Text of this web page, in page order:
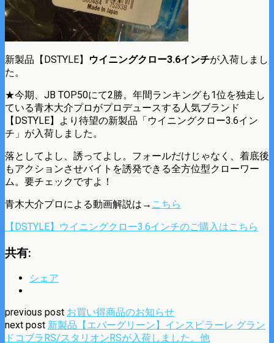
新製品【DSTYLE】 ウイニングクロー3.6インチが入荷しまし
た。
★今期、JB TOP50にて2勝。年間ランキングも1位を独走し
ている青木大介プロがプロデュースする人気ブランド
【DSTYLE】より待望の新製品「ウイニングクロー3.6イン
チ」が入荷しました。
落としてよし、誘ってよし。フォールだけじゃなく、着底後
もアクションさせバイトを誘発できる全方位型クローワー
ム。要チェックですよ！
青木大介プロによる動画解説は→ こちら
【DSTYLE】ウイニングクロー3.6インチのご購入はこちら
共有:
シェア
previous post お買い得商品のお知らせ
next post 新製品【エバーグリーン】インスピラーレ グラン
ドコブラRS/スタリオンRSが入荷しました。他